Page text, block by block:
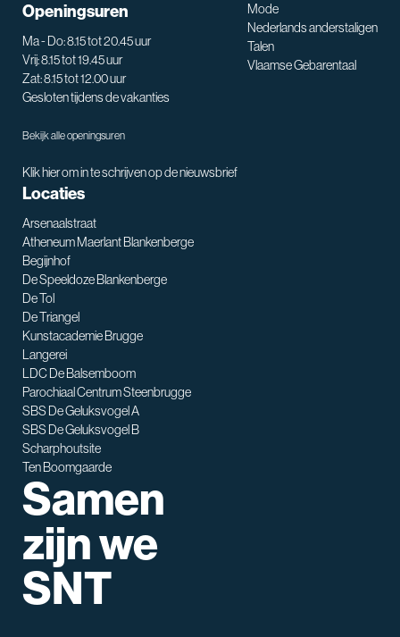
Openingsuren
Ma - Do: 8.15 tot 20.45 uur
Vrij: 8.15 tot 19.45 uur
Zat: 8.15 tot 12.00 uur
Gesloten tijdens de vakanties
Bekijk alle openingsuren
Klik hier om in te schrijven op de nieuwsbrief
Mode
Nederlands anderstaligen
Talen
Vlaamse Gebarentaal
Locaties
Arsenaalstraat
Atheneum Maerlant Blankenberge
Begijnhof
De Speeldoze Blankenberge
De Tol
De Triangel
Kunstacademie Brugge
Langerei
LDC De Balsemboom
Parochiaal Centrum Steenbrugge
SBS De Geluksvogel A
SBS De Geluksvogel B
Scharphoutsite
Ten Boomgaarde
Samen
zijn we
SNT
SNT assistent
Waarmee kan ik je helpen?